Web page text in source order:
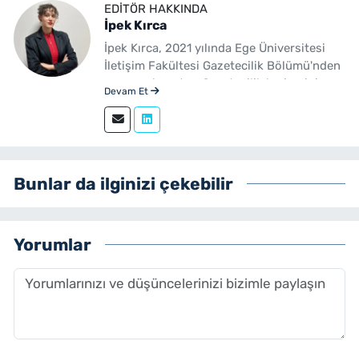
EDITÖR HAKKINDA
İpek Kırca
İpek Kırca, 2021 yılında Ege Üniversitesi
İletişim Fakültesi Gazetecilik Bölümü'nden
mezun olmuştur. Gazetecilik kariyerini
yenibakishaber.com bünyesinde muhabir
ve editör olarak görev yapmaktadır.
Devam Et
Bunlar da ilginizi çekebilir
Yorumlar